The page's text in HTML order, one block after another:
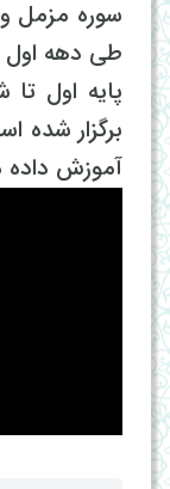
سوره مزمل
پایه اول
برگزار شده
آموزش